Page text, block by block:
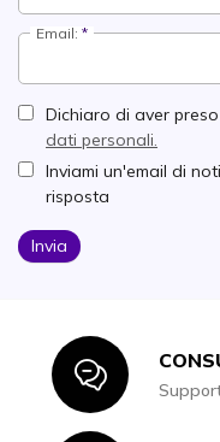
Email:
Dichiaro di aver
dati personali.
Inviami un'email di
risposta
Invia
Icon